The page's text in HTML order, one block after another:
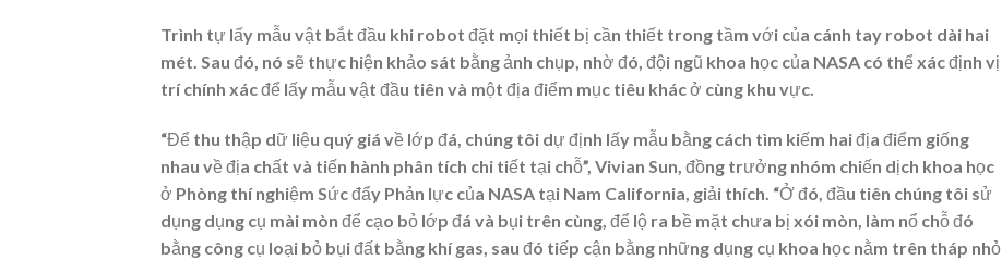
Trình tự lấy mẫu vật bắt đầu khi robot đặt mọi thiết bị cần thiết trong tầm với của cánh tay robot dài hai
mét. Sau đó, nó sẽ thực hiện khảo sát bằng ảnh chụp, nhờ đó, đội ngũ khoa học của NASA có thể xác định vị
trí chính xác để lấy mẫu vật đầu tiên và một địa điểm mục tiêu khác ở cùng khu vực.
“Để thu thập dữ liệu quý giá về lớp đá, chúng tôi dự định lấy mẫu bằng cách tìm kiếm hai địa điểm giống
nhau về địa chất và tiến hành phân tích chi tiết tại chỗ”, Vivian Sun, đồng trưởng nhóm chiến dịch khoa học
ở Phòng thí nghiệm Sức đẩy Phản lực của NASA tại Nam California, giải thích. “Ở đó, đầu tiên chúng tôi sử
dụng dụng cụ mài mòn để cạo bỏ lớp đá và bụi trên cùng, để lộ ra bề mặt chưa bị xói mòn, làm nổ chỗ đó
bằng công cụ loại bỏ bụi đất bằng khí gas, sau đó tiếp cận bằng những dụng cụ khoa học nằm trên tháp nhỏ